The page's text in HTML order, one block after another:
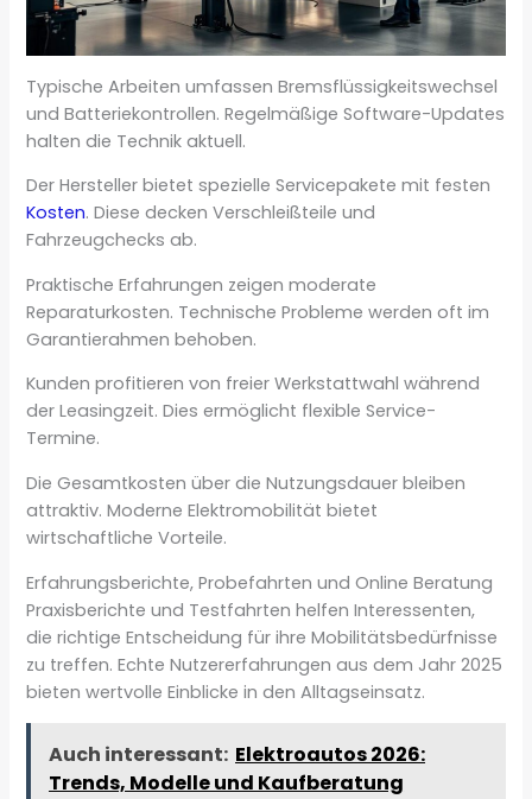
Typische Arbeiten umfassen Bremsflüssigkeitswechsel
und Batteriekontrollen. Regelmäßige Software-Updates
halten die Technik aktuell.
Der Hersteller bietet spezielle Servicepakete mit festen
Kosten. Diese decken Verschleißteile und
Fahrzeugchecks ab.
Praktische Erfahrungen zeigen moderate
Reparaturkosten. Technische Probleme werden oft im
Garantierahmen behoben.
Kunden profitieren von freier Werkstattwahl während
der Leasingzeit. Dies ermöglicht flexible Service-
Termine.
Die Gesamtkosten über die Nutzungsdauer bleiben
attraktiv. Moderne Elektromobilität bietet
wirtschaftliche Vorteile.
Erfahrungsberichte, Probefahrten und Online Beratung
Praxisberichte und Testfahrten helfen Interessenten,
die richtige Entscheidung für ihre Mobilitätsbedürfnisse
zu treffen. Echte Nutzererfahrungen aus dem Jahr 2025
bieten wertvolle Einblicke in den Alltagseinsatz.
Auch interessant: Elektroautos 2026:
Trends, Modelle und Kaufberatung